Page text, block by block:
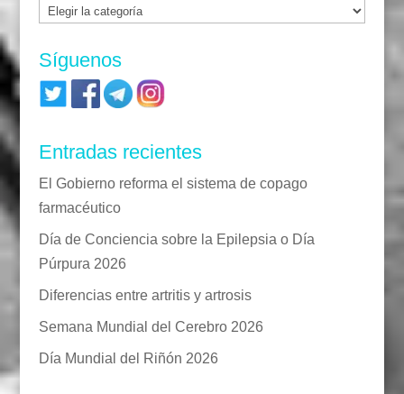
Categorías
Síguenos
Entradas recientes
El Gobierno reforma el sistema de copago
farmacéutico
Día de Conciencia sobre la Epilepsia o Día
Púrpura 2026
Diferencias entre artritis y artrosis
Semana Mundial del Cerebro 2026
Día Mundial del Riñón 2026